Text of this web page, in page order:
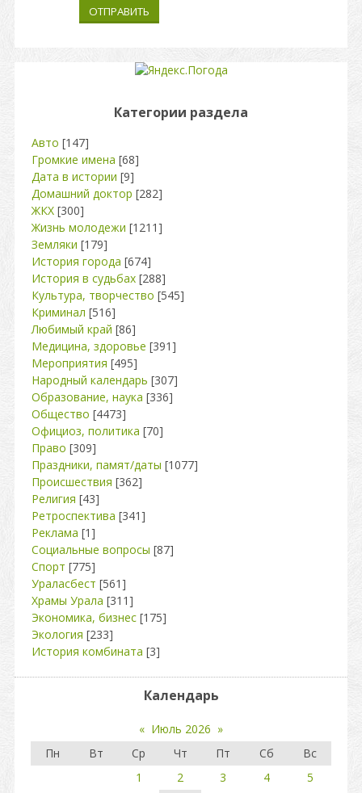
ОТПРАВИТЬ
Категории раздела
Авто [147]
Громкие имена [68]
Дата в истории [9]
Домашний доктор [282]
ЖКХ [300]
Жизнь молодежи [1211]
Земляки [179]
История города [674]
История в судьбах [288]
Культура, творчество [545]
Криминал [516]
Любимый край [86]
Медицина, здоровье [391]
Мероприятия [495]
Народный календарь [307]
Образование, наука [336]
Общество [4473]
Официоз, политика [70]
Право [309]
Праздники, памят/даты [1077]
Происшествия [362]
Религия [43]
Ретроспектива [341]
Реклама [1]
Социальные вопросы [87]
Спорт [775]
Ураласбест [561]
Храмы Урала [311]
Экономика, бизнес [175]
Экология [233]
История комбината [3]
Календарь
« Июль 2026 »
Пн
Вт Ср Чт Пт Сб
Вс
1
2 3 4
5